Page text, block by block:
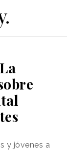
y jóvenes a